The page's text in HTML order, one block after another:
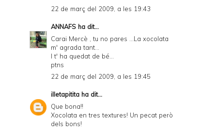
22 de març del 2009, a les 19:43
ANNAFS ha dit...
Carai Mercè , tu no pares ...La xocolata
m' agrada tant...
I t' ha quedat de bé...
ptns
22 de març del 2009, a les 19:45
illetapitita ha dit...
Que bona!!
Xocolata en tres textures! Un pecat però
dels bons!